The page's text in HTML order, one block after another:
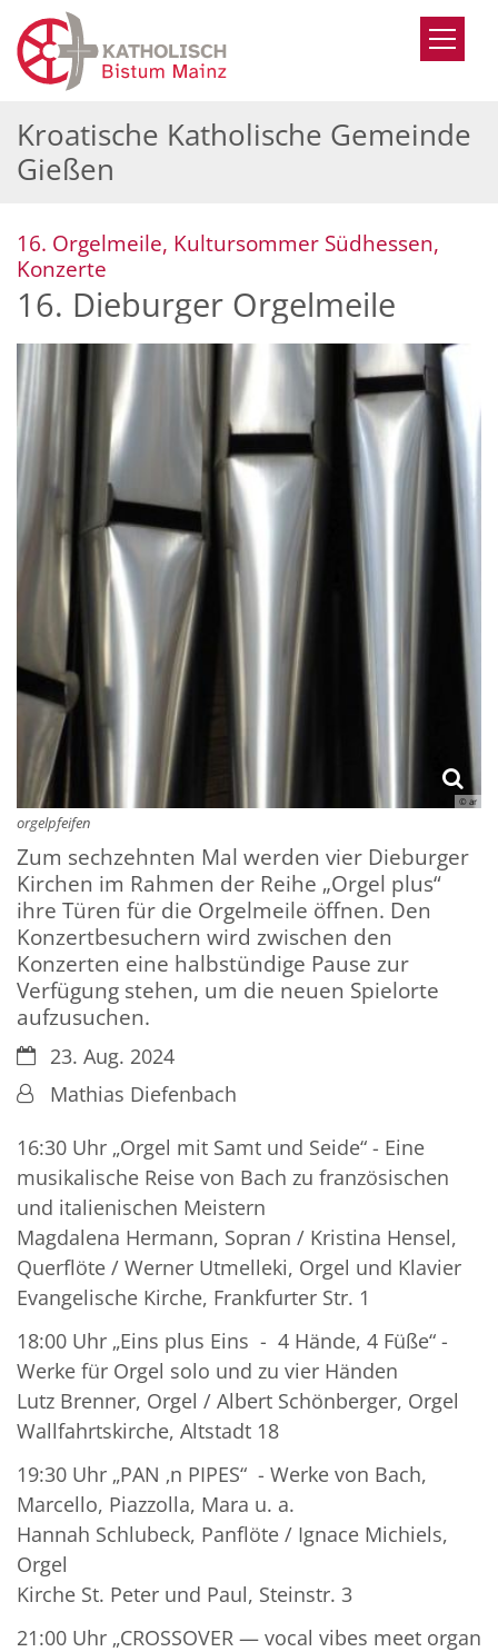
Zum Inhalt springen
Kroatische Katholische Gemeinde
Gießen
16. Orgelmeile, Kultursommer Südhessen,
Konzerte
16. Dieburger Orgelmeile
© ar
orgelpfeifen
Zum sechzehnten Mal werden vier Dieburger
Kirchen im Rahmen der Reihe „Orgel plus“
ihre Türen für die Orgelmeile öffnen. Den
Konzertbesuchern wird zwischen den
Konzerten eine halbstündige Pause zur
Verfügung stehen, um die neuen Spielorte
aufzusuchen.
Datum:23. Aug. 2024
Von:Mathias Diefenbach
16:30 Uhr „Orgel mit Samt und Seide“ - Eine
musikalische Reise von Bach zu französischen
und italienischen Meistern
Magdalena Hermann, Sopran / Kristina Hensel,
Querflöte / Werner Utmelleki, Orgel und Klavier
Evangelische Kirche, Frankfurter Str. 1
18:00 Uhr „Eins plus Eins - 4 Hände, 4 Füße“ -
Werke für Orgel solo und zu vier Händen
Lutz Brenner, Orgel / Albert Schönberger, Orgel
Wallfahrtskirche, Altstadt 18
19:30 Uhr „PAN ‚n PIPES“ - Werke von Bach,
Marcello, Piazzolla, Mara u. a.
Hannah Schlubeck, Panflöte / Ignace Michiels,
Orgel
Kirche St. Peter und Paul, Steinstr. 3
21:00 Uhr „CROSSOVER — vocal vibes meet organ